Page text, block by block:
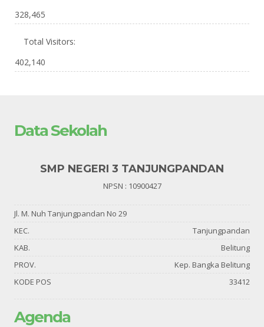
328,465
Total Visitors:
402,140
Data Sekolah
SMP NEGERI 3 TANJUNGPANDAN
NPSN : 10900427
Jl. M. Nuh Tanjungpandan No 29
KEC.
Tanjungpandan
KAB.
Belitung
PROV.
Kep. Bangka Belitung
KODE POS
33412
Agenda